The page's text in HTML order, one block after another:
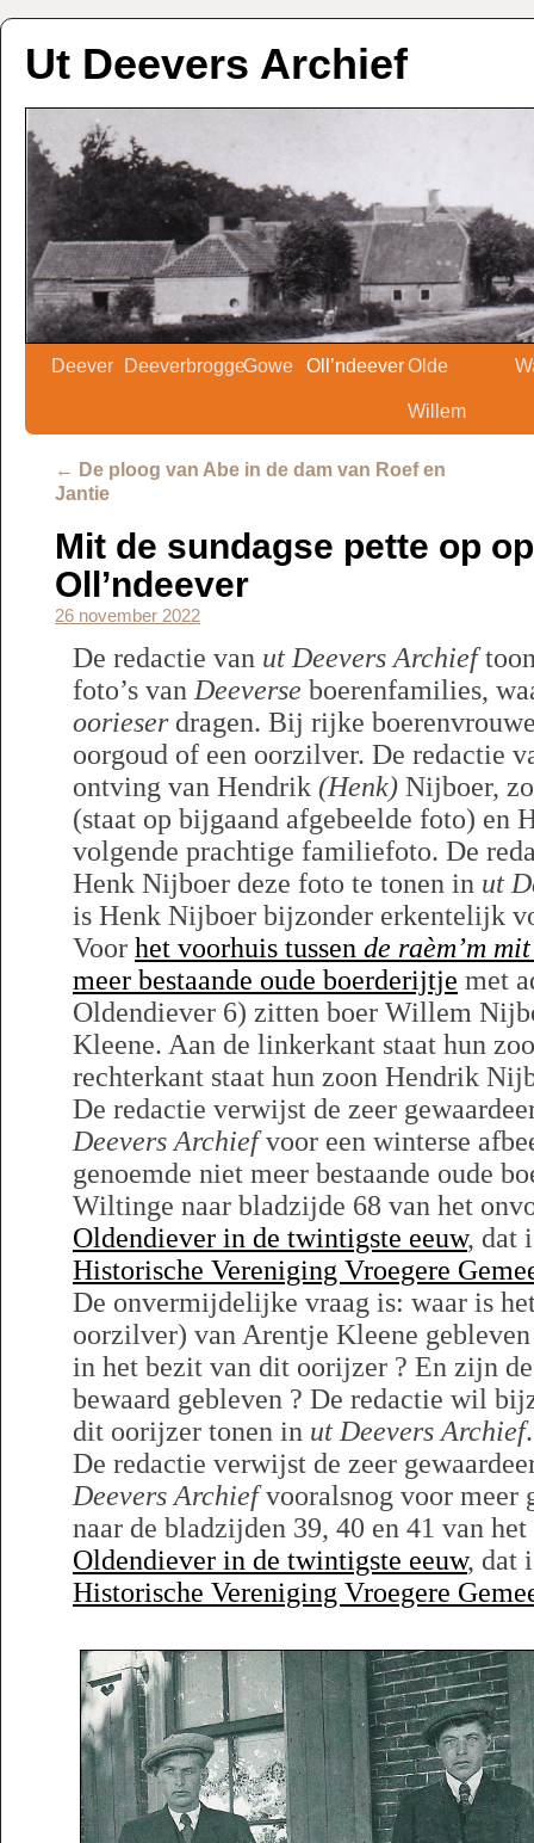
Ut Deevers Archief
Deever DeeverbroggeGowe Oll’ndeeverOlde
Willem
← De ploog van Abe in de dam van Roef en
Jantie
Mit de sundagse pette op
Oll’ndeever
26 november 2022
De redactie van ut Deevers Archief
foto’s van Deeverse boerenfamilies,
oorieserdragen. Bij rijke
oorgoud of een oorzilver. De redactie
ontving van Hendrik (Henk) Nijboer,
(staat op bijgaand afgebeelde foto) en
volgende prachtige familiefoto. De
Henk Nijboer deze foto te tonen in ut
is Henk Nijboer bijzonder erkentelijk
Voor het voorhuis tussen de raèm’m
meer bestaande oude boerderijtje met
Oldendiever 6) zitten boer Willem
Kleene. Aan de linkerkant staat hun
rechterkant staat hun zoon Hendrik
De redactie verwijst de zeer
Deevers Archiefvoor een winterse
genoemde niet meer bestaande oude
Wiltinge naar bladzijde 68 van het
Oldendiever in de twintigste eeuw, dat
Historische Vereniging Vroegere
De onvermijdelijke vraag is: waar is
oorzilver) van Arentje Kleene
in het bezit van dit oorijzer ? En zijn
bewaard gebleven ? De redactie wil
dit oorijzer tonen in ut Deevers Archief
De redactie verwijst de zeer
Deevers Archiefvooralsnog voor meer
naar de bladzijden 39, 40 en 41 van
Oldendiever in de twintigste eeuw, dat
Historische Vereniging Vroegere